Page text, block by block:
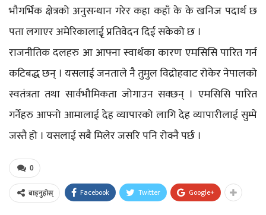
भौगर्भिक क्षेत्रको अनुसन्धान गरेर कहा कहाँ के के खनिज पदार्थ छ
पता लगाएर अमेरिकालाईृ प्रतिवेदन दिई सकेको छ ।
राजनीतिक दलहरु आ आफ्ना स्वार्थका कारण एमसिसि पारित गर्न
कटिबद्ध छन् । यसलाई जनताले नै तुमुल विद्रोहवाट रोकेर नेपालको
स्वतंत्रता तथा सार्वभौमिकता जोगाउन सक्छन् । एमसिसि पारित
गर्नेहरु आफ्नो आमालाई देह व्यापारको लागि देह व्यापारीलाई सुम्पे
जस्तै हो । यसलाई सबै मिलेर जसरि पनि रोक्नै पर्छ ।
0
बाड्नुहोस् Facebook Twitter Google+